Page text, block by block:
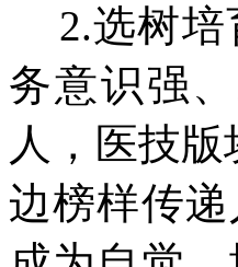
2.选树培
务意识强
人，医技
边榜样传